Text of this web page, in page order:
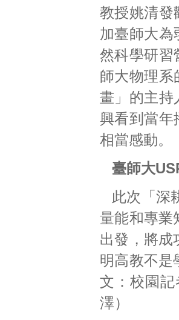
教授姚清發
加臺師大為
然科學研習
師大物理系
畫」的主持
興看到當年
相當感動。
臺師大
此次「深
量能和專業
出發，將成
明高教不是
文：校園記
澤）